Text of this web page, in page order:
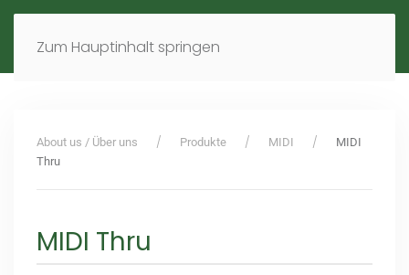
Zum Hauptinhalt springen
EN
About us / Über uns Produkte MIDI
MIDI
Thru
MIDI Thru